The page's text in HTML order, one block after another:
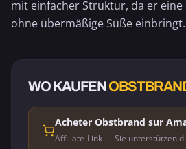
mit einfacher Struktur, da er
ohne übermäßige Süße einbringt.
WO KAUFEN
Acheter Obstbrand sur
Affiliate-Link — Sie unterstützen